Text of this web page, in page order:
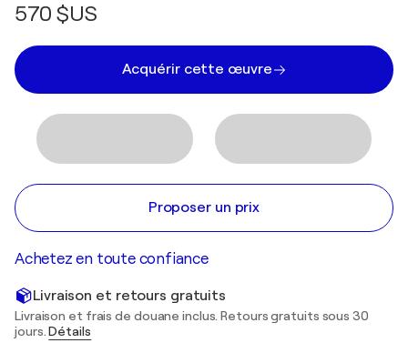
570 $US
Acquérir cette œuvre
Proposer un prix
Achetez en toute confiance
Livraison et retours gratuits
Livraison et frais de douane inclus. Retours gratuits sous 30
jours.Détails